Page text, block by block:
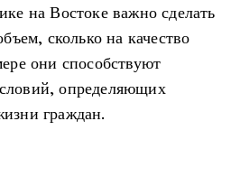
на Востоке важно сделать
сколько на качество
они способствуют
определяющих
граждан.